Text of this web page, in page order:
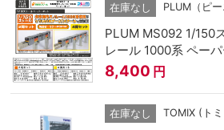
在庫なし PLUM（ピ
PLUM MS092 1/150
レール 1000系 ペー
8,400 円
在庫なし TOMIX (ト